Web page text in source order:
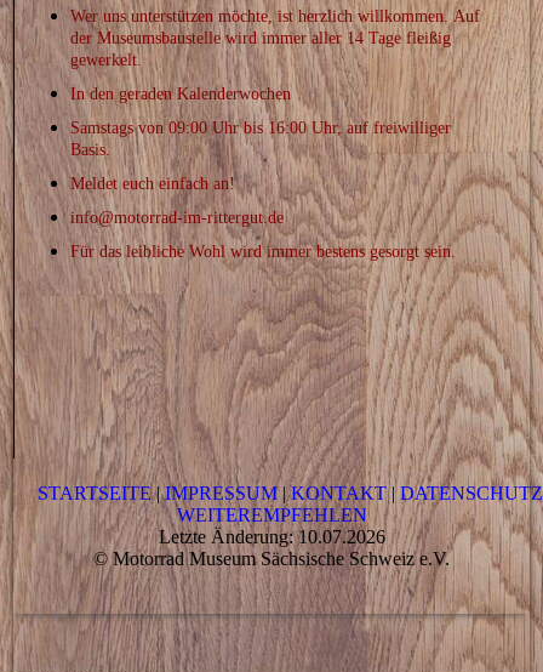
Wer uns unterstützen möchte, ist herzlich willkommen.Auf
der Museumsbaustelle wird immer aller 14 Tage fleißig
gewerkelt.
In dengeraden Kalenderwochen
Samstagsvon 09:00 Uhr bis 16:00 Uhr, auf freiwilliger
Basis.
Meldet euch einfach an!
info@motorrad-im-rittergut.de
Für das leibliche Wohl wird immer bestens gesorgt sein.
STARTSEITE |IMPRESSUM |KONTAKT |
WEITEREMPFEHLEN
Letzte Änderung: 10.07.2026
© Motorrad Museum Sächsische Schweiz e.V.